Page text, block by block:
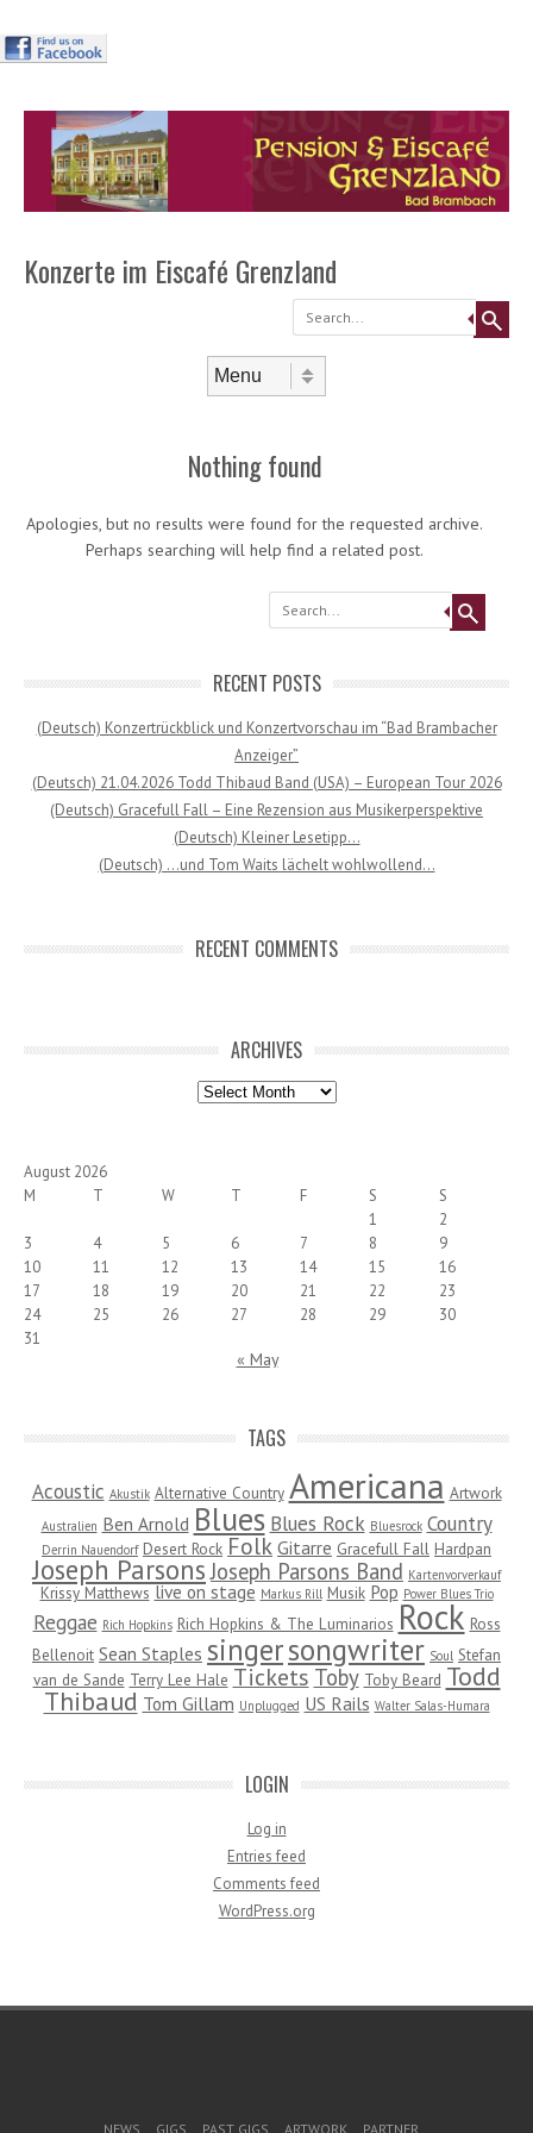
Konzerte im Eiscafé Grenzland
Search
Nothing found
Apologies, but no results were found for the requested archive.
Perhaps searching will help find a related post.
Search
RECENT POSTS
(Deutsch) Konzertrückblick und Konzertvorschau im “Bad Brambacher
Anzeiger”
(Deutsch) 21.04.2026 Todd Thibaud Band (USA) – European Tour 2026
(Deutsch) Gracefull Fall – Eine Rezension aus Musikerperspektive
(Deutsch) Kleiner Lesetipp…
(Deutsch) …und Tom Waits lächelt wohlwollend…
RECENT COMMENTS
ARCHIVES
Archives
August 2026
M
T W T F S
S
1
2
3
4 5 6 7 8
9
10
11 12 13 14 15
16
17
18 19 20 21 22
23
24
25 26 27 28 29
30
31
« May
TAGS
Acoustic Akustik Alternative Country Americana Artwork
Australien Ben Arnold Blues Blues Rock Bluesrock Country
Derrin Nauendorf Desert Rock Folk Gitarre Gracefull Fall Hardpan
Joseph Parsons Joseph Parsons Band Kartenvorverkauf
Krissy Matthews live on stage Markus Rill Musik Pop Power Blues Trio
Reggae Rich Hopkins Rich Hopkins & The Luminarios Rock Ross
Bellenoit Sean Staples singersongwriter Soul Stefan
van de Sande Terry Lee Hale Tickets Toby Toby Beard Todd
Thibaud Tom Gillam Unplugged US Rails Walter Salas-Humara
LOGIN
Log in
Entries feed
Comments feed
WordPress.org
NEWS GIGS PAST GIGS ARTWORK PARTNER